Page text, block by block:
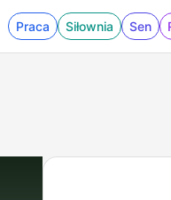
Praca Siłownia Sen